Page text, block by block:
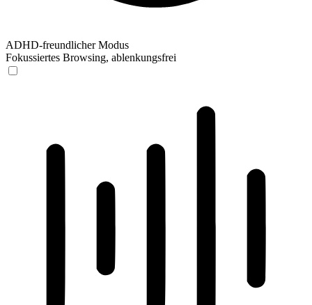
ADHD-freundlicher Modus
Fokussiertes Browsing, ablenkungsfrei